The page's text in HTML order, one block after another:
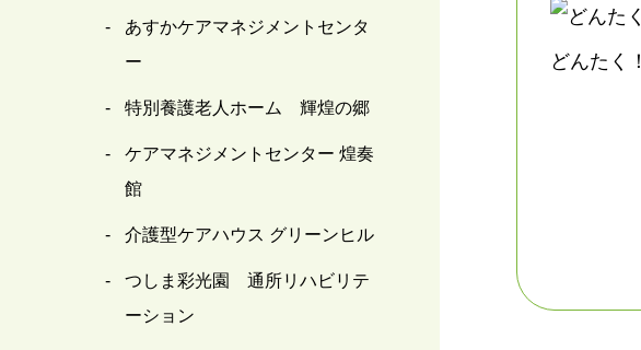
あすかケアマネジメントセンタ
ー
特別養護老人ホーム 輝煌の郷
ケアマネジメントセンター 煌奏
館
介護型ケアハウス グリーンヒル
つしま彩光園 通所リハビリテ
ーション
どんたく！